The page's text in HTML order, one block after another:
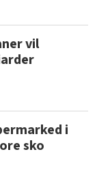
vil
i
sko